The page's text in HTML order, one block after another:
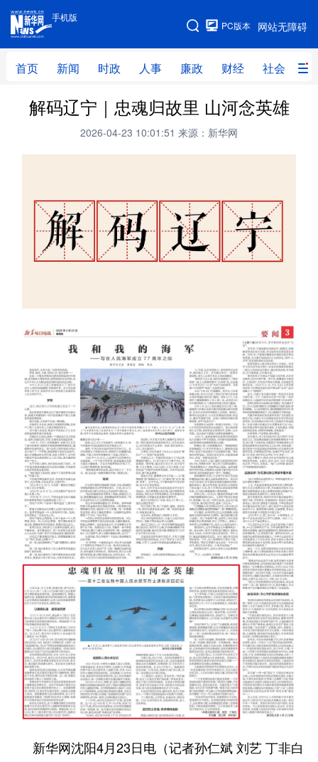
手机版
网站无障碍
PC版本
首页 新闻 时政 人事 廉政 财经 社会 科
手机版
网站地图
首页 新闻 时政 人事
财经 社会
体育 视频 直播 无人机
地方频道
辽宁 吉林 上海 江苏
安徽 福建 江西
山东 河南 湖北 湖南
广东 广西 海南 重庆
四川 贵州 云南 西藏
陕西 甘肃 青海 宁夏
新疆 内蒙古 黑龙江
多语种频道
Español Français عربى
Русский язык 日本語 한국어
Deutsch Português
解码辽宁｜忠魂归故里 山河念英雄
2026-04-23 10:01:51 来源：新华网
新华网沈阳4月23日电（记者孙仁斌 刘艺 丁非白